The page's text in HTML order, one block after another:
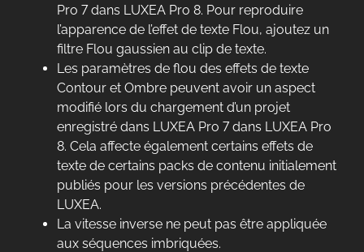
Pro 7 dans LUXEA Pro 8. Pour reproduire
l’apparence de l’effet de texte Flou, ajoutez un
filtre Flou gaussien au clip de texte.
Les paramètres de flou des effets de texte
Contour et Ombre peuvent avoir un aspect
modifié lors du chargement d’un projet
enregistré dans LUXEA Pro 7 dans LUXEA Pro
8. Cela affecte également certains effets de
texte de certains packs de contenu initialement
publiés pour les versions précédentes de
LUXEA.
La vitesse inverse ne peut pas être appliquée
aux séquences imbriquées.